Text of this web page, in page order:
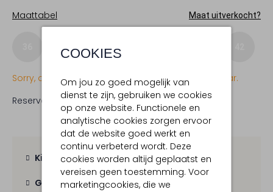
COOKIES
Om jou zo goed mogelijk van
dienst te zijn, gebruiken we cookies
op onze website. Functionele en
analytische cookies zorgen ervoor
dat de website goed werkt en
continu verbeterd wordt. Deze
cookies worden altijd geplaatst en
vereisen geen toestemming. Voor
marketingcookies, die we
Maattabel
Maat uitverkocht?
37 38
Sorry, dit item is momenteel (nog) niet beschikbaar.
Reserveer direct in een van onze 19 boutiques
Kies zelf je bezorgmoment
Gratis verzendingvanaf € 100,-